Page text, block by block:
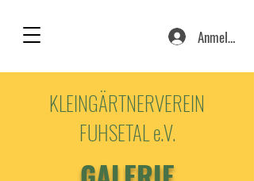
Anmelden
KLEINGÄRTNERVEREIN
FUHSETAL e.V.